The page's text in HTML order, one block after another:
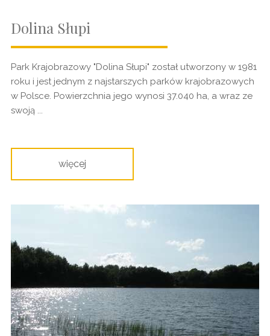
Dolina Słupi
Park Krajobrazowy "Dolina Słupi" został utworzony w 1981
roku i jest jednym z najstarszych parków krajobrazowych
w Polsce. Powierzchnia jego wynosi 37.040 ha, a wraz ze
swoją ...
więcej